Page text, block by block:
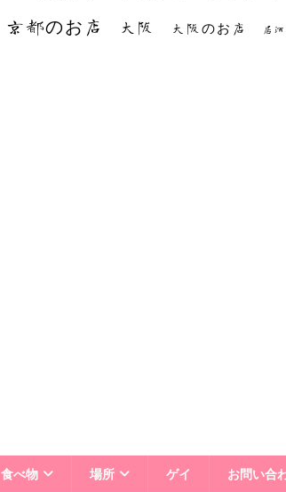
京都のお店 大阪 大阪のお店 居酒
食べ物 場所 ゲイ お問い合